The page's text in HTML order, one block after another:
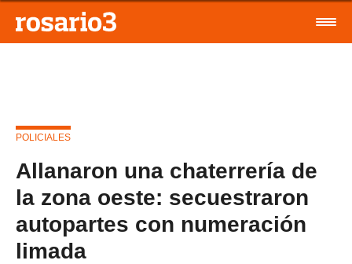
POLICIALES
Allanaron una chaterrería de
la zona oeste: secuestraron
autopartes con numeración
limada